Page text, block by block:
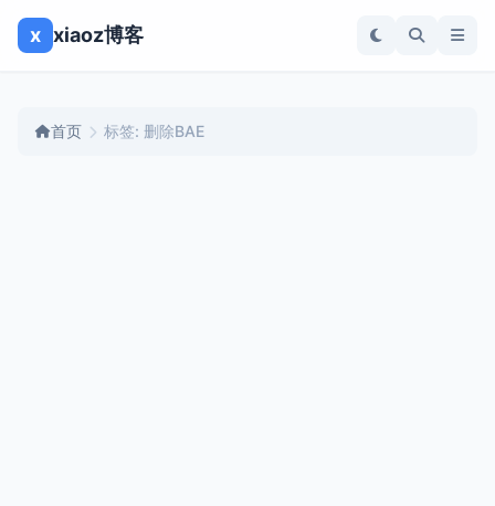
x xiaoz博客
首页 标签: 删除BAE